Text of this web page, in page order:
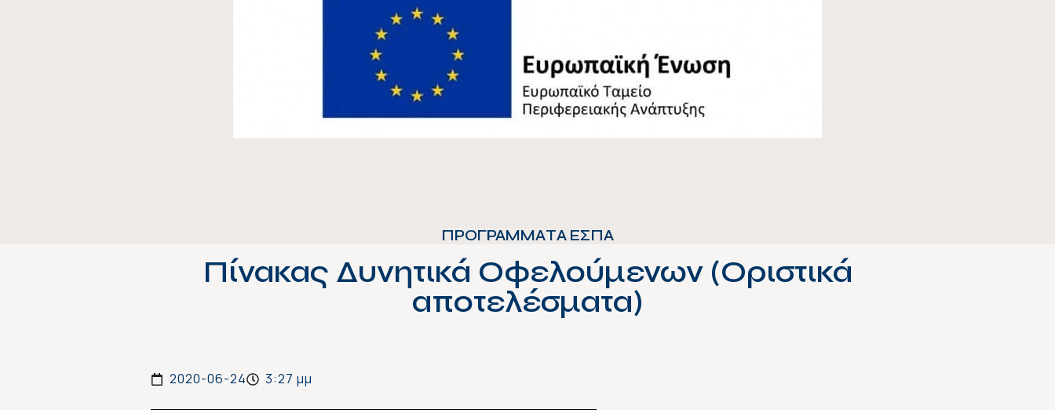
ΠΡΟΓΡΑΜΜΑΤΑ ΕΣΠΑ
Πίνακας Δυνητικά Οφελούμενων (Οριστικά
αποτελέσματα)
2020-06-24 3:27 μμ